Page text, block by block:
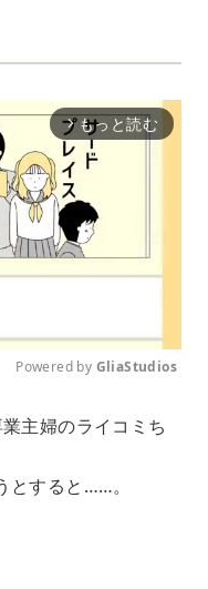
arrow_forward_ios もっと読む
Powered by GliaStudios
主婦のライコミち
とすると……。